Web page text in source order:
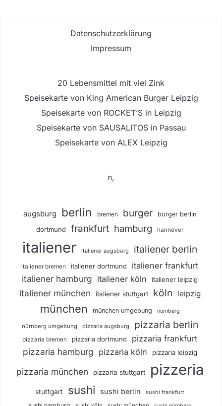
Datenschutzerklärung
Impressum
20 Lebensmittel mit viel Zink
Speisekarte von King American Burger Leipzig
Speisekarte von ROCKET’S in Leipzig
Speisekarte von SAUSALITOS in Passau
Speisekarte von ALEX Leipzig
n,
augsburg berlin bremen burger burger berlin
dortmund frankfurt hamburg hannover
italiener italiener augsburg italiener berlin
italiener bremen italiener dortmund italiener frankfurt
italiener hamburg italiener köln italiener leipzig
italiener münchen italiener stuttgart köln leipzig
münchen münchen umgebung nürnberg
nürnberg umgebung pizzaria augsburg pizzaria berlin
pizzaria bremen pizzaria dortmund pizzaria frankfurt
pizzaria hamburg pizzaria köln pizzaria leipzig
pizzaria münchen pizzaria stuttgart pizzeria
stuttgart sushi sushi berlin sushi frankfurt